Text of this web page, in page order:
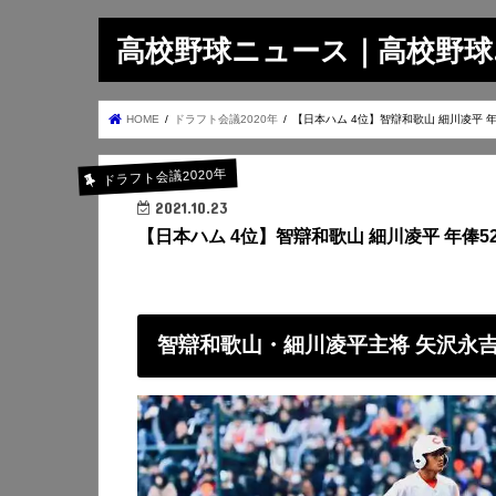
高校野球ニュース｜高校野
HOME ドラフト会議2020年 【日本ハム 4位】智辯和歌山 細川凌平
ドラフト会議2020年
2021.10.23
【日本ハム 4位】智辯和歌山 細川凌平 年
智辯和歌山・細川凌平主将 矢沢永